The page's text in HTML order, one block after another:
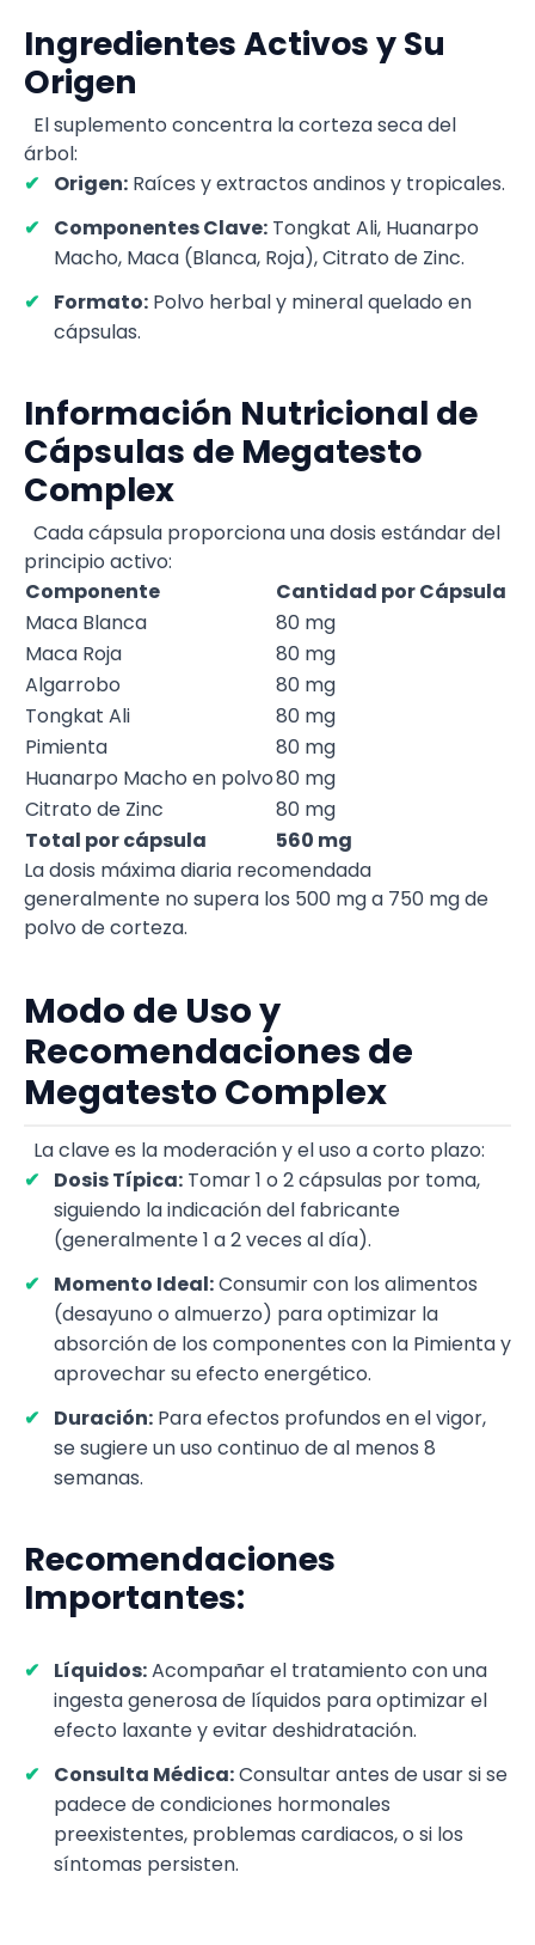
Ingredientes Activos y Su
Origen
El suplemento concentra la corteza seca del
árbol:
Origen: Raíces y extractos andinos y tropicales.
Componentes Clave: Tongkat Ali, Huanarpo
Macho, Maca (Blanca, Roja), Citrato de Zinc.
Formato: Polvo herbal y mineral quelado en
cápsulas.
Información Nutricional de
Cápsulas de Megatesto
Complex
Cada cápsula proporciona una dosis estándar del
principio activo:
Componente
Cantidad por Cápsula
Maca Blanca
80 mg
Maca Roja
80 mg
Algarrobo
80 mg
Tongkat Ali
80 mg
Pimienta
80 mg
Huanarpo Macho en polvo80 mg
Citrato de Zinc
80 mg
Total por cápsula
560 mg
La dosis máxima diaria recomendada
generalmente no supera los 500 mg a 750 mg de
polvo de corteza.
Modo de Uso y
Recomendaciones de
Megatesto Complex
La clave es la moderación y el uso a corto plazo:
Dosis Típica: Tomar 1 o 2 cápsulas por toma,
siguiendo la indicación del fabricante
(generalmente 1 a 2 veces al día).
Momento Ideal:Consumir con los alimentos
(desayuno o almuerzo) para optimizar la
absorción de los componentes con la Pimienta y
aprovechar su efecto energético.
Duración: Para efectos profundos en el vigor,
se sugiere un uso continuo de al menos 8
semanas.
Recomendaciones
Importantes:
Líquidos:Acompañar el tratamiento con una
ingesta generosa de líquidos para optimizar el
efecto laxante y evitar deshidratación.
Consulta Médica:Consultar antes de usar si se
padece de condiciones hormonales
preexistentes, problemas cardiacos, o si los
síntomas persisten.